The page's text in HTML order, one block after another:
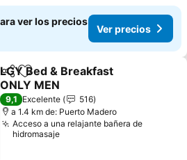
ver los precios
Ver precios
CompartirAñadir a favoritos
LGY Bed & Breakfast
ONLY MEN
9,1 Excelente
516
a 1.4 km de: Puerto Madero
Acceso a una relajante bañera de
hidromasaje